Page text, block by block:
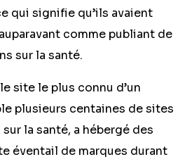
qui signifie qu’ils avaient
comme publiant de
sur la santé.
site le plus connu d’un
plusieurs centaines de sites
la santé, a hébergé des
éventail de marques durant